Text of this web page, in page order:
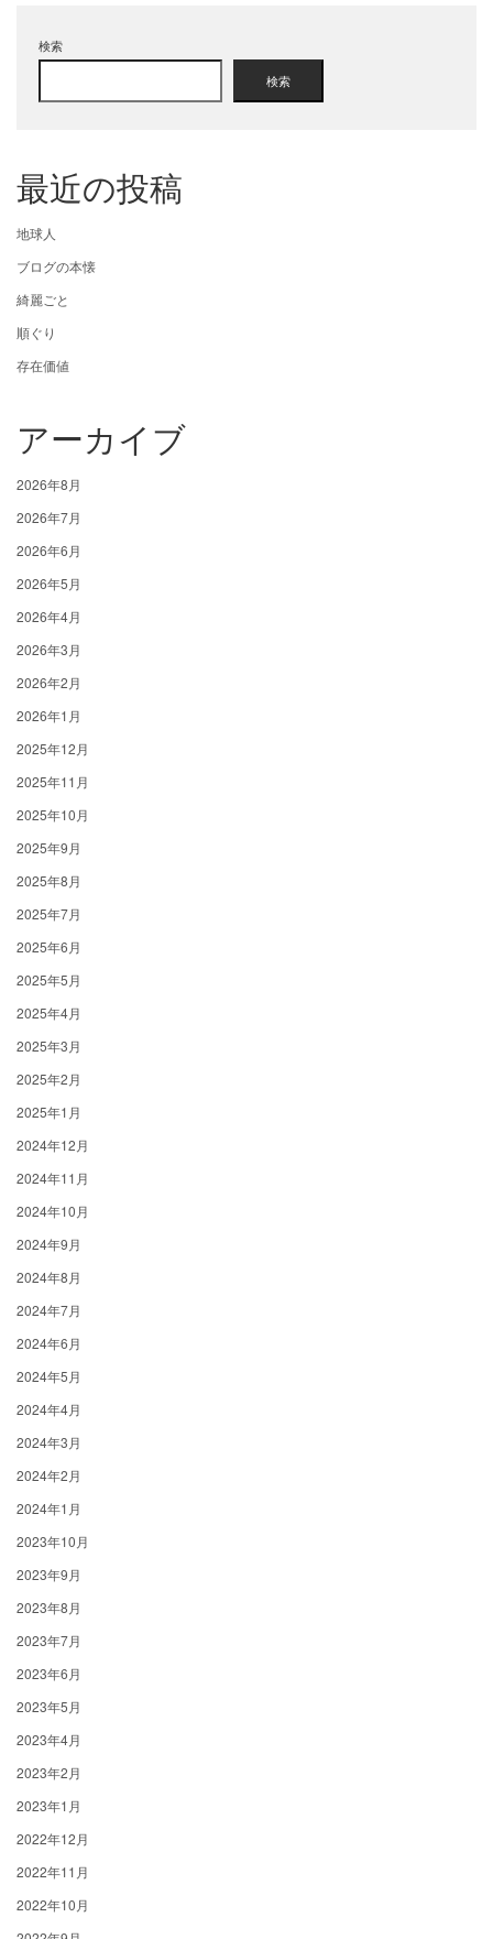
検索
検索
最近の投稿
地球人
ブログの本懐
綺麗ごと
順ぐり
存在価値
アーカイブ
2026年8月
2026年7月
2026年6月
2026年5月
2026年4月
2026年3月
2026年2月
2026年1月
2025年12月
2025年11月
2025年10月
2025年9月
2025年8月
2025年7月
2025年6月
2025年5月
2025年4月
2025年3月
2025年2月
2025年1月
2024年12月
2024年11月
2024年10月
2024年9月
2024年8月
2024年7月
2024年6月
2024年5月
2024年4月
2024年3月
2024年2月
2024年1月
2023年10月
2023年9月
2023年8月
2023年7月
2023年6月
2023年5月
2023年4月
2023年2月
2023年1月
2022年12月
2022年11月
2022年10月